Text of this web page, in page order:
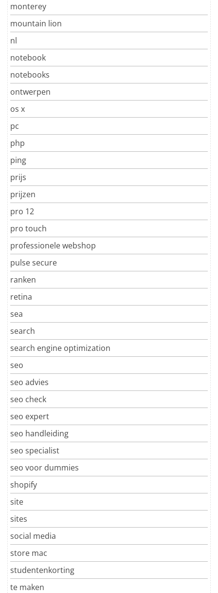
monterey
mountain lion
nl
notebook
notebooks
ontwerpen
os x
pc
php
ping
prijs
prijzen
pro 12
pro touch
professionele webshop
pulse secure
ranken
retina
sea
search
search engine optimization
seo
seo advies
seo check
seo expert
seo handleiding
seo specialist
seo voor dummies
shopify
site
sites
social media
store mac
studentenkorting
te maken